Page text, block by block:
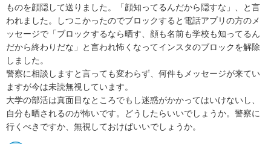
ものを顔隠して送りました。「顔知ってるんだから隠すな」、と言
われました。しつこかったのでブロックすると電話アプリの方のメ
ッセージで「ブロックするなら晒す、顔も名前も学校も知ってるん
だから終わりだな」と言われ怖くなってインスタのブロックを解除
しました。
警察に相談しますと言っても変わらず、何件もメッセージが来てい
ますが今は未読無視しています。
大学の部活は真面目なところでもし迷惑がかかってはいけないし、
自分も晒されるのが怖いです。どうしたらいいでしょうか。警察に
行くべきですか、無視しておけばいいでしょうか。